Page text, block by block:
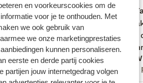
en voorkeurscookies om de
voor je te onthouden. Met
we ook gebruik van
we onze marketingprestaties
kunnen personaliseren.
eerste en derde partij cookies
partijen jouw internetgedrag volgen
23 jun. 2026
maar hele aardige
Was echt
maar hele aardige
Was echt
Top
cijfers
Top
cijfers
H.